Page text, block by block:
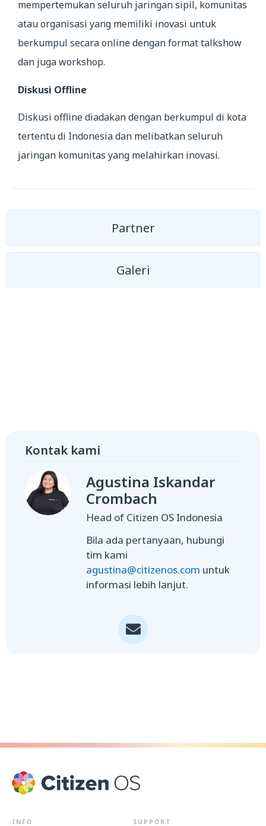
Partner
Galeri
mempertemukan seluruh jaringan sipil, komunitas
atau organisasi yang memiliki inovasi untuk
berkumpul secara online dengan format talkshow
dan juga workshop.
Diskusi Offline
Diskusi offline diadakan dengan berkumpul di kota
tertentu di Indonesia dan melibatkan seluruh
jaringan komunitas yang melahirkan inovasi.
Kontak kami
Agustina Iskandar
Crombach
Head of Citizen OS Indonesia
Bila ada pertanyaan, hubungi
tim kami
agustina@citizenos.com untuk
informasi lebih lanjut.
INFO SUPPORT